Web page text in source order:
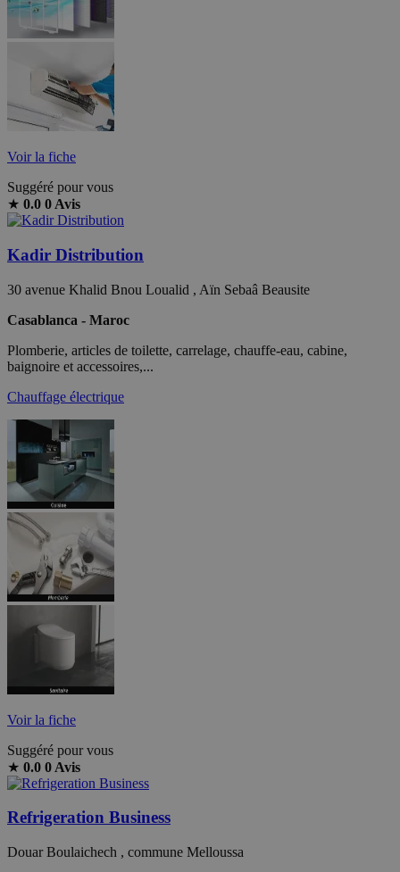
Voir la fiche
Suggéré pour vous
★ 0.0 0 Avis
Kadir Distribution
30 avenue Khalid Bnou Loualid , Aïn Sebaâ Beausite
Casablanca - Maroc
Plomberie, articles de toilette, carrelage, chauffe-eau, cabine,
baignoire et accessoires,...
Chauffage électrique
Voir la fiche
Suggéré pour vous
★ 0.0 0 Avis
Refrigeration Business
Douar Boulaichech , commune Melloussa